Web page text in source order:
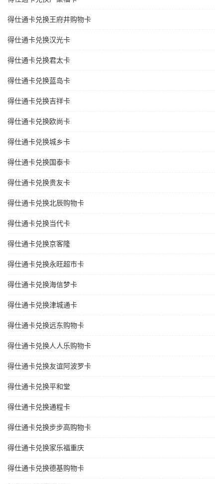
得仕通卡兑换王府井购物卡
得仕通卡兑换汉光卡
得仕通卡兑换君太卡
得仕通卡兑换蓝岛卡
得仕通卡兑换吉祥卡
得仕通卡兑换欧尚卡
得仕通卡兑换城乡卡
得仕通卡兑换国泰卡
得仕通卡兑换贵友卡
得仕通卡兑换北辰购物卡
得仕通卡兑换当代卡
得仕通卡兑换京客隆
得仕通卡兑换永旺超市卡
得仕通卡兑换海信梦卡
得仕通卡兑换津城通卡
得仕通卡兑换远东购物卡
得仕通卡兑换人人乐购物卡
得仕通卡兑换友谊阿波罗卡
得仕通卡兑换平和堂
得仕通卡兑换通程卡
得仕通卡兑换步步高购物卡
得仕通卡兑换家乐福重庆
得仕通卡兑换德基购物卡